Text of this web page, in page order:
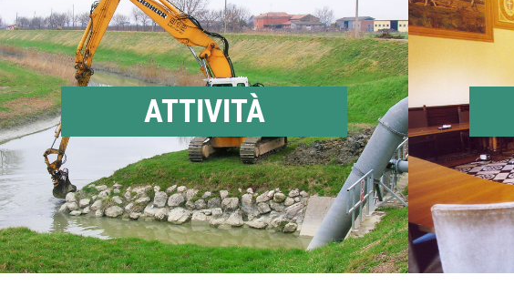
ATTIVITÀ